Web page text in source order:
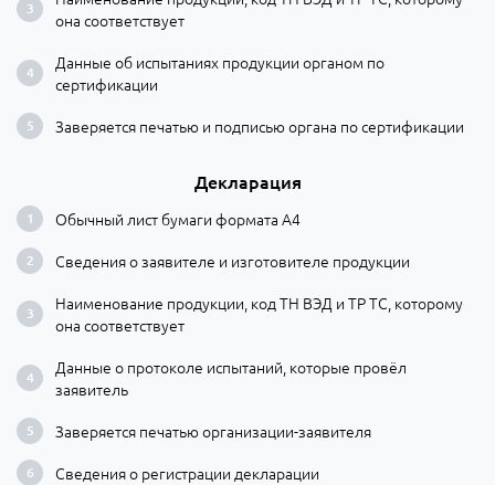
она соответствует
Данные об испытаниях продукции органом по
сертификации
Заверяется печатью и подписью органа по сертификации
Декларация
Обычный лист бумаги формата А4
Сведения о заявителе и изготовителе продукции
Наименование продукции, код ТН ВЭД и ТР ТС, которому
она соответствует
Данные о протоколе испытаний, которые провёл
заявитель
Заверяется печатью организации-заявителя
Сведения о регистрации декларации